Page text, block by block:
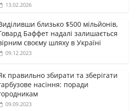
13.02.2026
близько $500 мільйонів,
Баффет надалі залишається
своєму шляху в Україні
09.12.2023
правильно збирати та зберігати
насіння: поради
09.09.2023